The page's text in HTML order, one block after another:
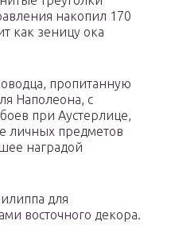
накопил 170
как зеницу ока
пропитанную
Наполеона, с
при Аустерлице,
личных предметов
наградой
для
восточного декора.